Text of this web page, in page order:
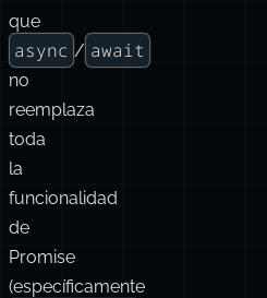
que
async / await
no
reemplaza
toda
la
funcionalidad
de
Promise
(específicamente